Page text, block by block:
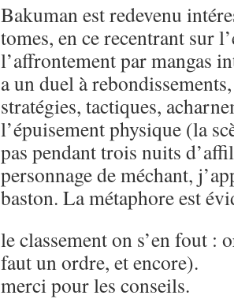
Bakuman est redevenu
tomes, en ce recentrant sur
l’affrontement par mangas
a un duel à
stratégies, tactiques,
l’épuisement physique (la
pas pendant trois nuits
personnage de méchant,
baston. La métaphore est
le classement on s’en fout :
faut un ordre, et encore).
merci pour les conseils.